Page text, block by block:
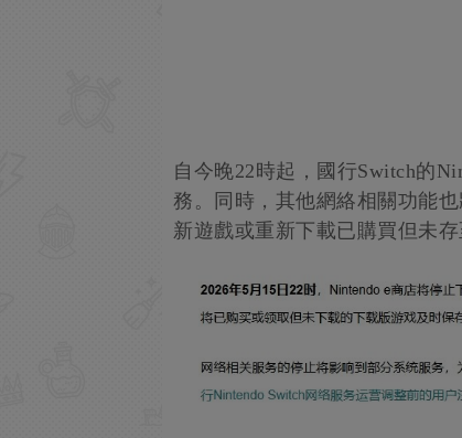
自今晚22時起，國行Switch的
務。同時，其他網絡相關功能
新遊戲或重新下載已購買但未存